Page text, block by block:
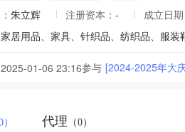
朱立辉 注册资本： -
成立日
2025-01-06 23:16参与 [2024-2025年大
） 代理 （0）